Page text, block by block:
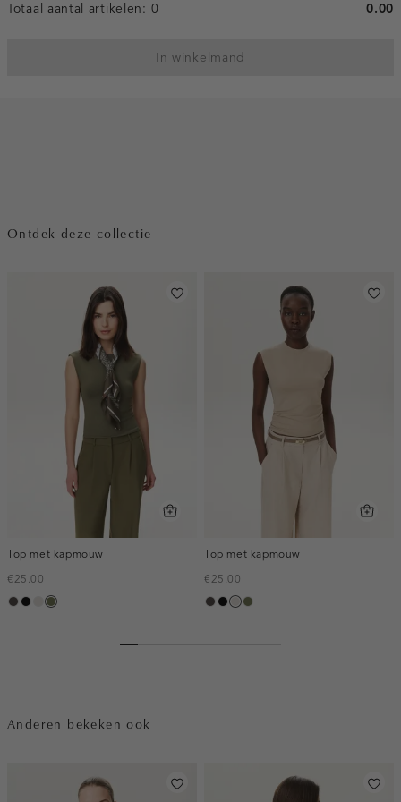
Totaal aantal artikelen: 0 0.00
In winkelmand
Ontdek deze collectie
Top met kapmouw
€25.00
choco
zwarttaupe,
groen,
Top met kapmouw
€25.00
choco
zwart
taupe,
groen,
Anderen bekeken ook